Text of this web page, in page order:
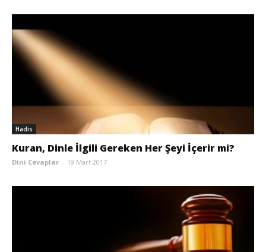
Hadis
Kuran, Dinle İlgili Gereken Her Şeyi İçerir mi?
Dini Cevaplar - 19 Mart 2017